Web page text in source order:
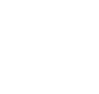
mich nie allein
hier mit Herz und